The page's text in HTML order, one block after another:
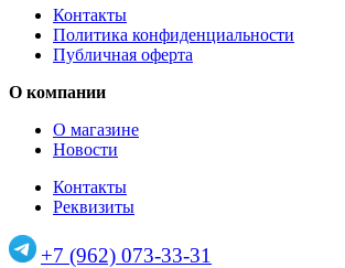
Контакты
Политика конфиденциальности
Публичная оферта
О компании
О магазине
Новости
Контакты
Реквизиты
+7 (962) 073-33-31